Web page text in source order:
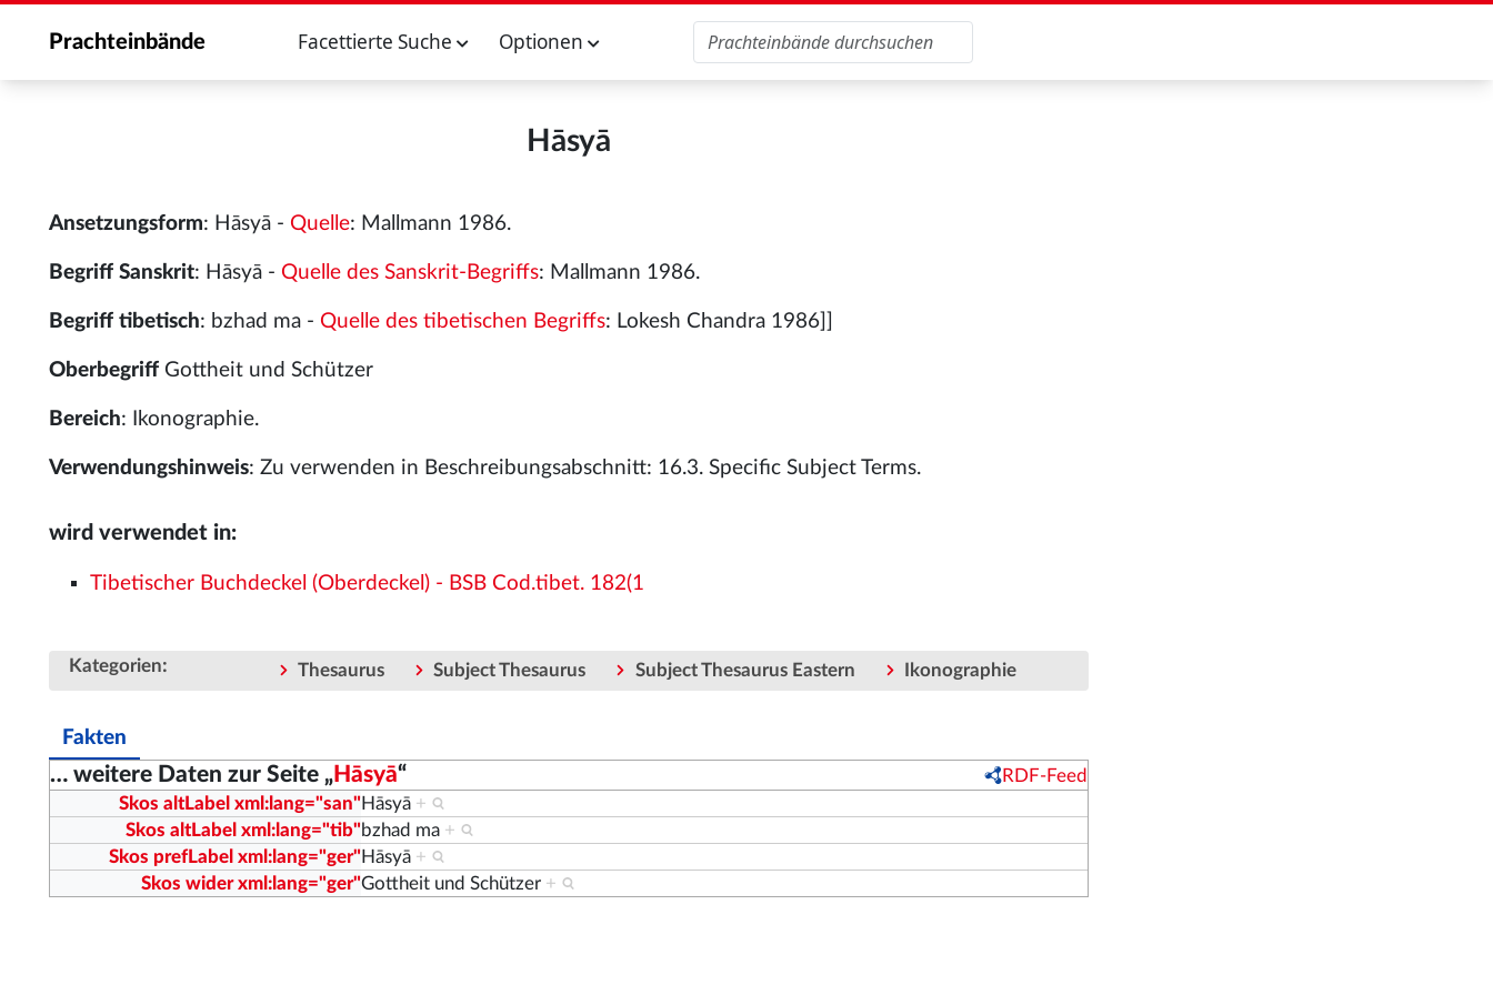
Prachteinbände Facettierte Suche Optionen
Hāsyā
Ansetzungsform: Hāsyā - Quelle: Mallmann 1986.
Begriff Sanskrit: Hāsyā - Quelle des Sanskrit-Begriffs: Mallmann 1986.
Begriff tibetisch: bzhad ma - Quelle des tibetischen Begriffs: Lokesh Chandra 1986]]
Oberbegriff Gottheit und Schützer
Bereich: Ikonographie.
Verwendungshinweis: Zu verwenden in Beschreibungsabschnitt: 16.3. Specific Subject Terms.
wird verwendet in:
Tibetischer Buchdeckel (Oberdeckel) - BSB Cod.tibet. 182(1
Kategorien: Thesaurus Subject Thesaurus Subject Thesaurus Eastern Ikonographie
Fakten
… weitere Daten zur Seite „Hāsyā“
RDF-Feed
Skos altLabel xml:lang="san"Hāsyā +
Skos altLabel xml:lang="tib"bzhad ma +
Skos prefLabel xml:lang="ger"Hāsyā +
Skos wider xml:lang="ger"Gottheit und Schützer +